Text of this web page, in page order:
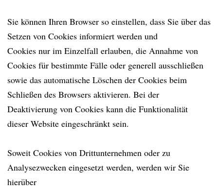
Sie können Ihren Browser so einstellen, dass Sie über das
Setzen von Cookies informiert werden und
Cookies nur im Einzelfall erlauben, die Annahme von
Cookies für bestimmte Fälle oder generell ausschließen
sowie das automatische Löschen der Cookies beim
Schließen des Browsers aktivieren. Bei der
Deaktivierung von Cookies kann die Funktionalität
dieser Website eingeschränkt sein.
Soweit Cookies von Drittunternehmen oder zu
Analysezwecken eingesetzt werden, werden wir Sie
hierüber